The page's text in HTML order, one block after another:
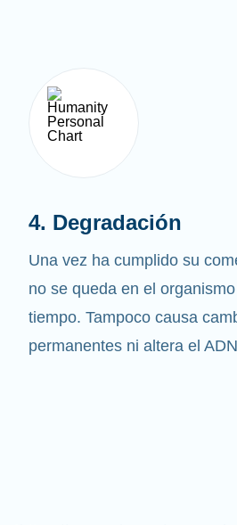
4. Degradación
Una vez ha cumplido su
no se queda en el
tiempo. Tampoco causa
permanentes ni altera el